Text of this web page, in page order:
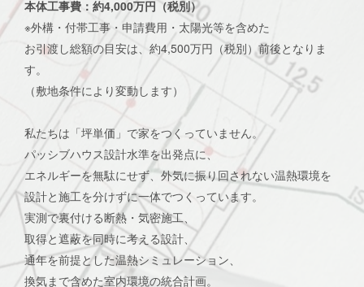
本体工事費：約4,000万円（税別）
※外構・付帯工事・申請費用・太陽光等を含めた
お引渡し総額の目安は、約4,500万円（税別）前後となりま
す。
（敷地条件により変動します）
私たちは「坪単価」で家をつくっていません。
パッシブハウス設計水準を出発点に、
エネルギーを無駄にせず、外気に振り回されない温熱環境を
設計と施工を分けずに一体でつくっています。
実測で裏付ける断熱・気密施工、
取得と遮蔽を同時に考える設計、
通年を前提とした温熱シミュレーション、
換気まで含めた室内環境の統合計画。